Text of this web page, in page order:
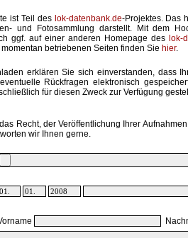
ist Teil des lok-datenbank.de-Projektes. Das
und Fotosammlung darstellt. Mit dem
ggf. auf einer anderen Homepage des lok-
betriebenen Seiten finden Sie hier.
erklären Sie sich einverstanden, dass
Rückfragen elektronisch
für diesen Zweck zur Verfügung
Recht, der Veröffentlichung Ihrer
wir Ihnen gerne.